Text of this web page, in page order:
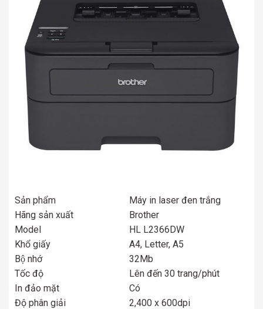
Sản phẩm
Máy in laser đen trắng
Hãng sản xuất
Brother
Model
HL L2366DW
Khổ giấy
A4, Letter, A5
Bộ nhớ
32Mb
Tốc độ
Lên đến 30 trang/phút
In đảo mặt
Có
Độ phân giải
2,400 x 600dpi